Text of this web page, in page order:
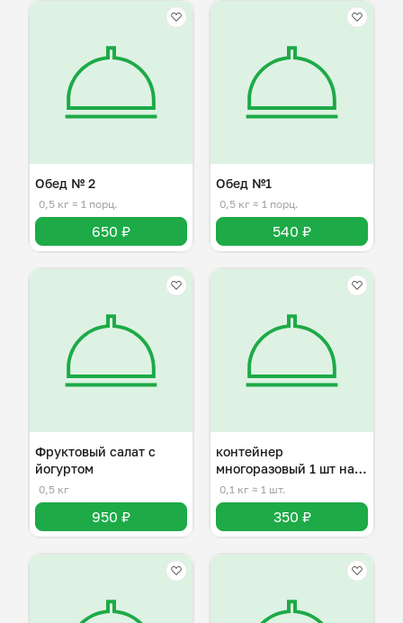
Обед № 2
0,5 кг ≈ 1 порц.
650 ₽
Обед №1
0,5 кг ≈ 1 порц.
540 ₽
Фруктовый салат с
йогуртом
0,5 кг
950 ₽
контейнер
многоразовый 1 шт на
одно блюдо
0,1 кг ≈ 1 шт.
350 ₽